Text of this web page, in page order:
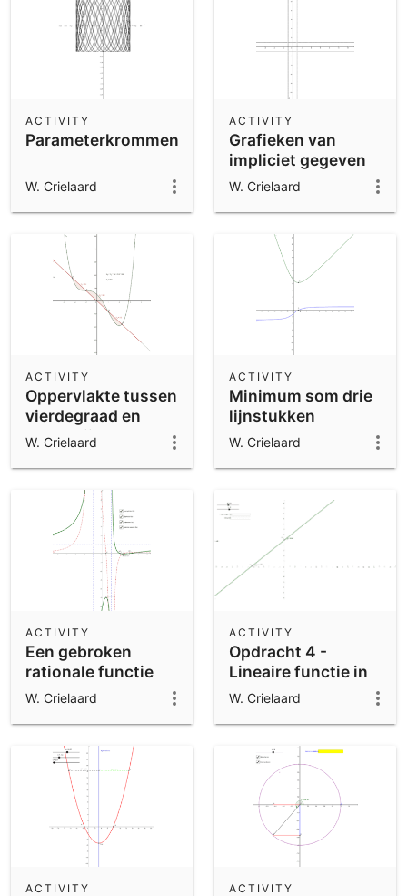
Parameterkrommen
ACTIVITY
W. Crielaard
Grafieken van
impliciet gegeven
krommen
ACTIVITY
W. Crielaard
Oppervlakte tussen
vierdegraad en
rechte lijn
ACTIVITY
W. Crielaard
Minimum som drie
lijnstukken
ACTIVITY
W. Crielaard
Een gebroken
rationale functie
ACTIVITY
W. Crielaard
Opdracht 4 -
Lineaire functie in
beeld
ACTIVITY
W. Crielaard
ACTIVITY ACTIVITY